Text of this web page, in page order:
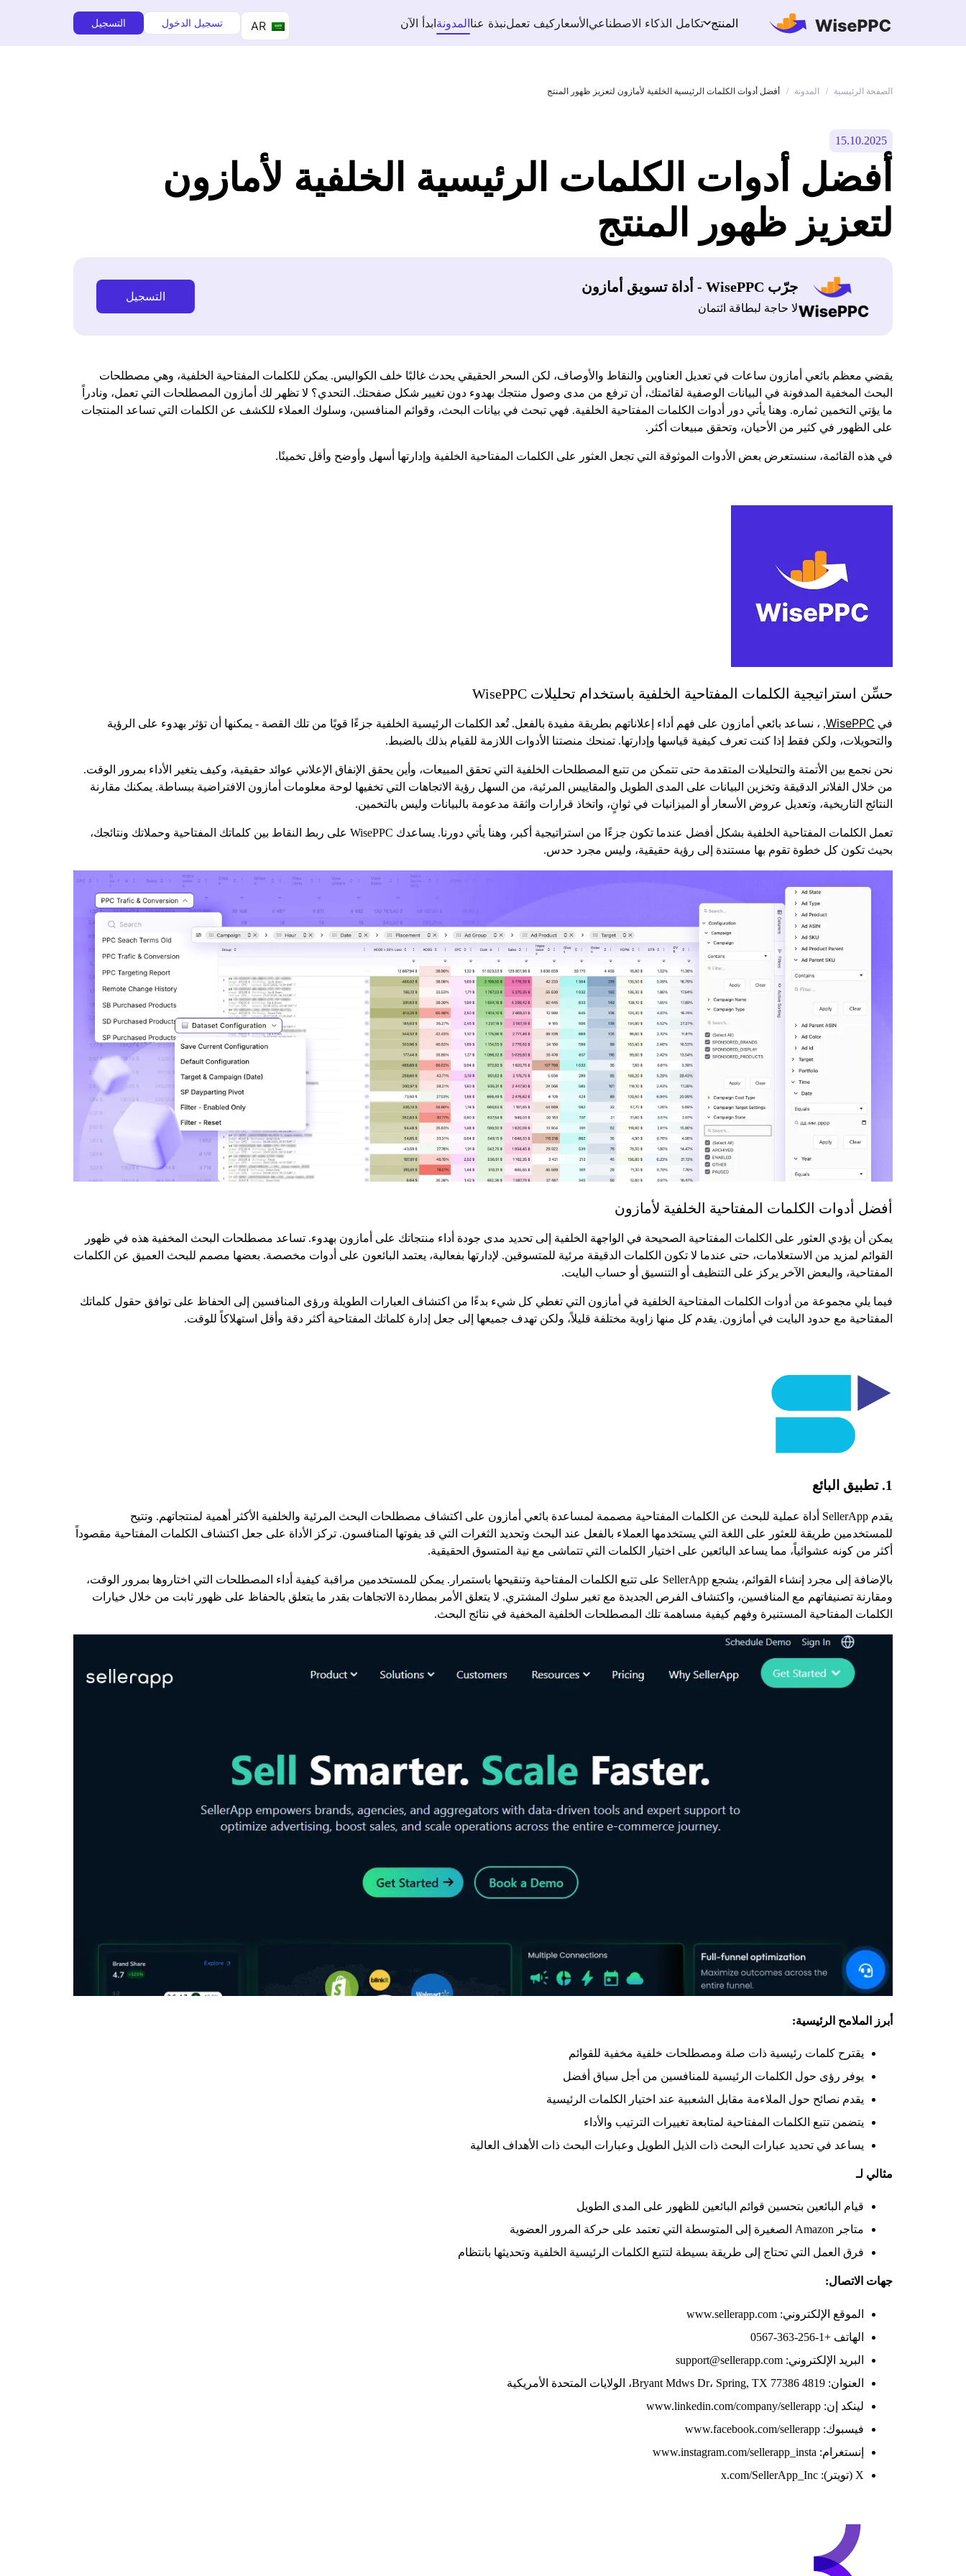
المنتج تكامل الذكاء الاصطناعيالأسعار كيف تعملنبذة عناالمدونةابدأ الآن تسجيل الدخول التسجيل
الصفحة الرئيسية / المدونة / أفضل أدوات الكلمات الرئيسية الخلفية لأمازون لتعزيز ظهور المنتج
15.10.2025
أفضل أدوات الكلمات الرئيسية الخلفية لأمازون
لتعزيز ظهور المنتج
جرّب WisePPC - أداة تسويق أمازون
لا حاجة لبطاقة ائتمان
التسجيل
يقضي معظم بائعي أمازون ساعات في تعديل العناوين والنقاط والأوصاف، لكن السحر الحقيقي يحدث غالبًا خلف الكواليس. يمكن للكلمات المفتاحية الخلفية، وهي مصطلحات
البحث المخفية المدفونة في البيانات الوصفية لقائمتك، أن ترفع من مدى وصول منتجك بهدوء دون تغيير شكل صفحتك. التحدي؟ لا تظهر لك أمازون المصطلحات التي تعمل، ونادراً
ما يؤتي التخمين ثماره. وهنا يأتي دور أدوات الكلمات المفتاحية الخلفية. فهي تبحث في بيانات البحث، وقوائم المنافسين، وسلوك العملاء للكشف عن الكلمات التي تساعد المنتجات
على الظهور في كثير من الأحيان، وتحقق مبيعات أكثر.
في هذه القائمة، سنستعرض بعض الأدوات الموثوقة التي تجعل العثور على الكلمات المفتاحية الخلفية وإدارتها أسهل وأوضح وأقل تخمينًا.
حسِّن استراتيجية الكلمات المفتاحية الخلفية باستخدام تحليلات WisePPC
في WisePPC, ، نساعد بائعي أمازون على فهم أداء إعلاناتهم بطريقة مفيدة بالفعل. تُعد الكلمات الرئيسية الخلفية جزءًا قويًا من تلك القصة - يمكنها أن تؤثر بهدوء على الرؤية
والتحويلات، ولكن فقط إذا كنت تعرف كيفية قياسها وإدارتها. تمنحك منصتنا الأدوات اللازمة للقيام بذلك بالضبط.
نحن نجمع بين الأتمتة والتحليلات المتقدمة حتى تتمكن من تتبع المصطلحات الخلفية التي تحقق المبيعات، وأين يحقق الإنفاق الإعلاني عوائد حقيقية، وكيف يتغير الأداء بمرور الوقت.
من خلال الفلاتر الدقيقة وتخزين البيانات على المدى الطويل والمقاييس المرئية، من السهل رؤية الاتجاهات التي تخفيها لوحة معلومات أمازون الافتراضية ببساطة. يمكنك مقارنة
النتائج التاريخية، وتعديل عروض الأسعار أو الميزانيات في ثوانٍ، واتخاذ قرارات واثقة مدعومة بالبيانات وليس بالتخمين.
تعمل الكلمات المفتاحية الخلفية بشكل أفضل عندما تكون جزءًا من استراتيجية أكبر، وهنا يأتي دورنا. يساعدك WisePPC على ربط النقاط بين كلماتك المفتاحية وحملاتك ونتائجك،
بحيث تكون كل خطوة تقوم بها مستندة إلى رؤية حقيقية، وليس مجرد حدس.
أفضل أدوات الكلمات المفتاحية الخلفية لأمازون
يمكن أن يؤدي العثور على الكلمات المفتاحية الصحيحة في الواجهة الخلفية إلى تحديد مدى جودة أداء منتجاتك على أمازون بهدوء. تساعد مصطلحات البحث المخفية هذه في ظهور
القوائم لمزيد من الاستعلامات، حتى عندما لا تكون الكلمات الدقيقة مرئية للمتسوقين. لإدارتها بفعالية، يعتمد البائعون على أدوات مخصصة. بعضها مصمم للبحث العميق عن الكلمات
المفتاحية، والبعض الآخر يركز على التنظيف أو التنسيق أو حساب البايت.
فيما يلي مجموعة من أدوات الكلمات المفتاحية الخلفية في أمازون التي تغطي كل شيء بدءًا من اكتشاف العبارات الطويلة ورؤى المنافسين إلى الحفاظ على توافق حقول كلماتك
المفتاحية مع حدود البايت في أمازون. يقدم كل منها زاوية مختلفة قليلاً، ولكن تهدف جميعها إلى جعل إدارة كلماتك المفتاحية أكثر دقة وأقل استهلاكاً للوقت.
1. تطبيق البائع
يقدم SellerApp أداة عملية للبحث عن الكلمات المفتاحية مصممة لمساعدة بائعي أمازون على اكتشاف مصطلحات البحث المرئية والخلفية الأكثر أهمية لمنتجاتهم. وتتيح
للمستخدمين طريقة للعثور على اللغة التي يستخدمها العملاء بالفعل عند البحث وتحديد الثغرات التي قد يفوتها المنافسون. تركز الأداة على جعل اكتشاف الكلمات المفتاحية مقصوداً
أكثر من كونه عشوائياً، مما يساعد البائعين على اختيار الكلمات التي تتماشى مع نية المتسوق الحقيقية.
بالإضافة إلى مجرد إنشاء القوائم، يشجع SellerApp على تتبع الكلمات المفتاحية وتنقيحها باستمرار. يمكن للمستخدمين مراقبة كيفية أداء المصطلحات التي اختاروها بمرور الوقت،
ومقارنة تصنيفاتهم مع المنافسين، واكتشاف الفرص الجديدة مع تغير سلوك المشتري. لا يتعلق الأمر بمطاردة الاتجاهات بقدر ما يتعلق بالحفاظ على ظهور ثابت من خلال خيارات
الكلمات المفتاحية المستنيرة وفهم كيفية مساهمة تلك المصطلحات الخلفية المخفية في نتائج البحث.
أبرز الملامح الرئيسية:
يقترح كلمات رئيسية ذات صلة ومصطلحات خلفية مخفية للقوائم
يوفر رؤى حول الكلمات الرئيسية للمنافسين من أجل سياق أفضل
يقدم نصائح حول الملاءمة مقابل الشعبية عند اختيار الكلمات الرئيسية
يتضمن تتبع الكلمات المفتاحية لمتابعة تغييرات الترتيب والأداء
يساعد في تحديد عبارات البحث ذات الذيل الطويل وعبارات البحث ذات الأهداف العالية
مثالي لـ
قيام البائعين بتحسين قوائم البائعين للظهور على المدى الطويل
متاجر Amazon الصغيرة إلى المتوسطة التي تعتمد على حركة المرور العضوية
فرق العمل التي تحتاج إلى طريقة بسيطة لتتبع الكلمات الرئيسية الخلفية وتحديثها بانتظام
جهات الاتصال:
الموقع الإلكتروني: www.sellerapp.com
الهاتف +1-256-363-0567
البريد الإلكتروني: support@sellerapp.com
العنوان: 4819 Bryant Mdws Dr، Spring, TX 77386، الولايات المتحدة الأمريكية
لينكد إن: www.linkedin.com/company/sellerapp
فيسبوك: www.facebook.com/sellerapp
إنستغرام: www.instagram.com/sellerapp_insta
X (تويتر): x.com/SellerApp_Inc